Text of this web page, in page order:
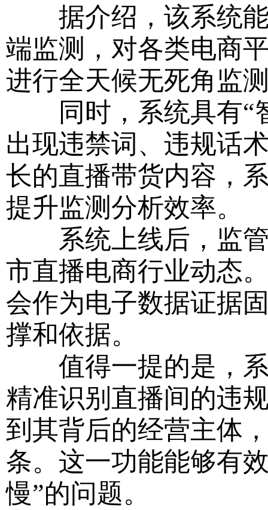
据介绍，该系统能
端监测，对各类电商
进行全天候无死角监
同时，系统具有“
出现违禁词、违规话
长的直播带货内容，
提升监测分析效率。
系统上线后，监管
市直播电商行业动态
会作为电子数据证据
撑和依据。
值得一提的是，系
精准识别直播间的违
到其背后的经营主体
条。这一功能能够有
慢”的问题。